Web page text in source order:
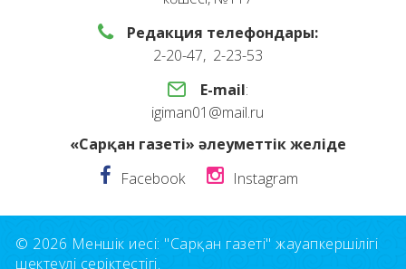
Редакция телефондары:
2-20-47, 2-23-53
E-mail:
igiman01@mail.ru
«Сарқан газеті» әлеуметтік желіде
Facebook
Instagram
© 2026 Меншік иесі: "Сарқан газеті" жауапкершілігі
шектеулі серіктестігі.